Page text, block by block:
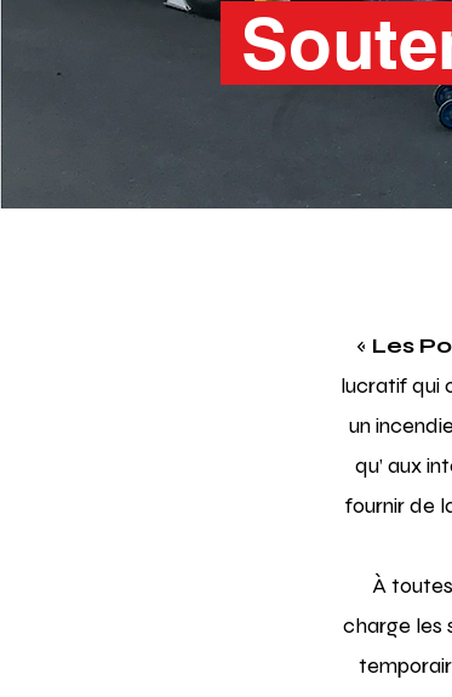
« Les
lucratif qui
un
qu’ aux
fournir de
À
charge les